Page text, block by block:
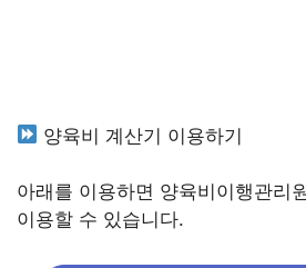
양육비 계산기 이용하기
아래를 이용하면 양육비이행관리
이용할 수 있습니다.